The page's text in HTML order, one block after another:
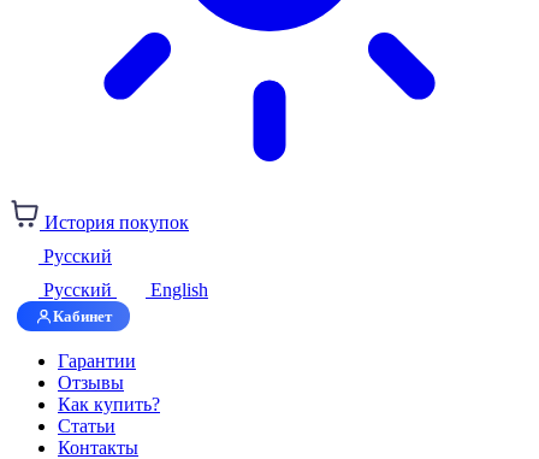
История покупок
Русский
Русский
English
Кабинет
Гарантии
Отзывы
Как купить?
Статьи
Контакты